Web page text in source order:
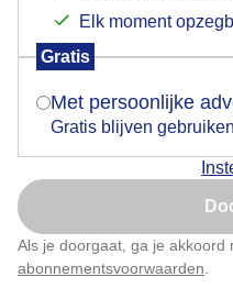
Elk moment
Gratis
Met persoonlijke
Gratis blijven gebruiken
Als je doorgaat, ga je akkoord
abonnementsvoorwaarden
Goedemorgen
Door: Johan Klos Gemaakt:
Is goed,
Nu niet,
Klik hierom